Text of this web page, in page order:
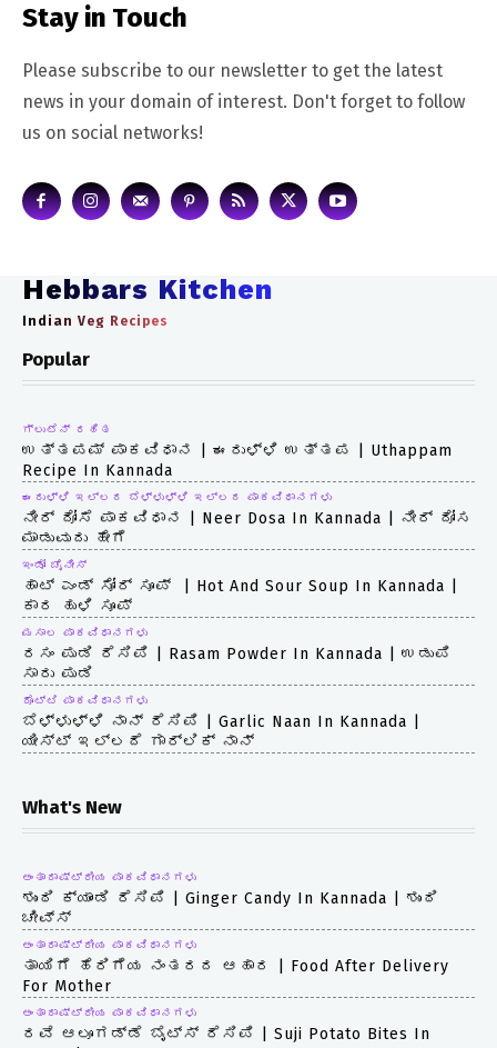
Stay in Touch
Please subscribe to our newsletter to get the latest
news in your domain of interest. Don't forget to follow
us on social networks!
Hebbars Kitchen
Indian Veg Recipes
Popular
ಗ್ಲುಟೆನ್ ರಹಿತ
ಉತ್ತಪಮ್ ಪಾಕವಿಧಾನ | ಈರುಳ್ಳಿ ಉತ್ತಪ | Uthappam
Recipe In Kannada
ಈರುಳ್ಳಿ ಇಲ್ಲದ ಬೆಳ್ಳುಳ್ಳಿ ಇಲ್ಲದ ಪಾಕವಿಧಾನಗಳು
ನೀರ್ ದೋಸೆ ಪಾಕವಿಧಾನ | Neer Dosa In Kannada | ನೀರ್ ದೋಸ
ಮಾಡುವುದು ಹೇಗೆ
ಇಂಡೋ ಚೈನೀಸ್
ಹಾಟ್ ಎಂಡ್ ಸೋರ್ ಸೂಪ್ | Hot And Sour Soup In Kannada |
ಕಾರ ಹುಳಿ ಸೂಪ್
ಮಸಾಲ ಪಾಕವಿಧಾನಗಳು
ರಸಂ ಪುಡಿ ರೆಸಿಪಿ | Rasam Powder In Kannada | ಉಡುಪಿ
ಸಾರು ಪುಡಿ
ರೊಟ್ಟಿ ಪಾಕವಿಧಾನಗಳು
ಬೆಳ್ಳುಳ್ಳಿ ನಾನ್ ರೆಸಿಪಿ | Garlic Naan In Kannada |
ಯೀಸ್ಟ್ ಇಲ್ಲದೆ ಗಾರ್ಲಿಕ್ ನಾನ್
What's New
ಅಂತಾರಾಷ್ಟ್ರೀಯ ಪಾಕವಿಧಾನಗಳು
ಶುಂಠಿ ಕ್ಯಾಂಡಿ ರೆಸಿಪಿ | Ginger Candy In Kannada | ಶುಂಠಿ
ಚೀವ್ಸ್
ಅಂತಾರಾಷ್ಟ್ರೀಯ ಪಾಕವಿಧಾನಗಳು
ತಾಯಿಗೆ ಹೆರಿಗೆಯ ನಂತರದ ಆಹಾರ | Food After Delivery
For Mother
ಅಂತಾರಾಷ್ಟ್ರೀಯ ಪಾಕವಿಧಾನಗಳು
ರವೆ ಆಲೂಗಡ್ಡೆ ಬೈಟ್ಸ್ ರೆಸಿಪಿ | Suji Potato Bites In